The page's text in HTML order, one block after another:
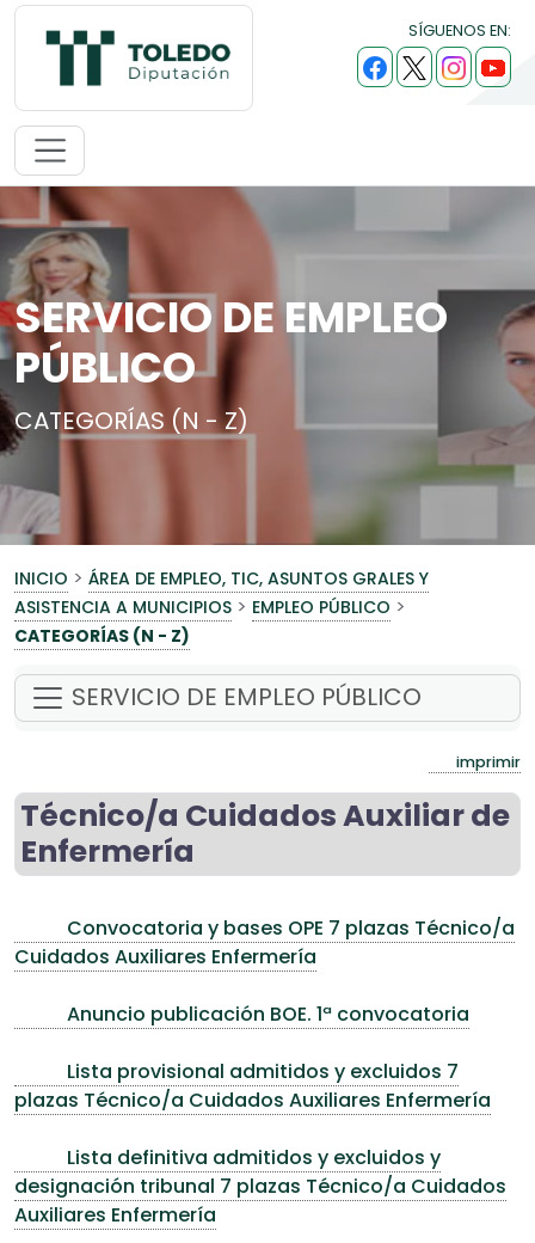
SÍGUENOS EN:
SERVICIO DE EMPLEO
PÚBLICO
CATEGORÍAS (N - Z)
INICIO > ÁREA DE EMPLEO, TIC, ASUNTOS GRALES Y
ASISTENCIA A MUNICIPIOS > EMPLEO PÚBLICO >
CATEGORÍAS (N - Z)
SERVICIO DE EMPLEO PÚBLICO
imprimir
Técnico/a Cuidados Auxiliar de
Enfermería
Convocatoria y bases OPE 7 plazas Técnico/a
Cuidados Auxiliares Enfermería
Anuncio publicación BOE. 1ª convocatoria
Lista provisional admitidos y excluidos 7
plazas Técnico/a Cuidados Auxiliares Enfermería
Lista definitiva admitidos y excluidos y
designación tribunal 7 plazas Técnico/a Cuidados
Auxiliares Enfermería